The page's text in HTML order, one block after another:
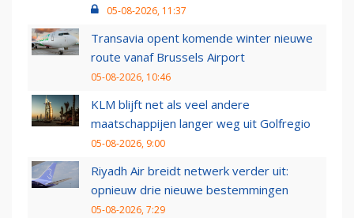
05-08-2026, 11:37
Transavia opent komende winter nieuwe
route vanaf Brussels Airport
05-08-2026, 10:46
KLM blijft net als veel andere
maatschappijen langer weg uit Golfregio
05-08-2026, 9:00
Riyadh Air breidt netwerk verder uit:
opnieuw drie nieuwe bestemmingen
05-08-2026, 7:29